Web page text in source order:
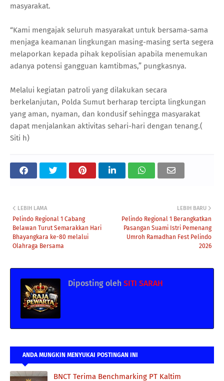
masyarakat.
“Kami mengajak seluruh masyarakat untuk bersama-sama
menjaga keamanan lingkungan masing-masing serta segera
melaporkan kepada pihak kepolisian apabila menemukan
adanya potensi gangguan kamtibmas,” pungkasnya.
Melalui kegiatan patroli yang dilakukan secara
berkelanjutan, Polda Sumut berharap tercipta lingkungan
yang aman, nyaman, dan kondusif sehingga masyarakat
dapat menjalankan aktivitas sehari-hari dengan tenang.(
Siti h)
LEBIH BARU
Pelindo Regional 1 Berangkatkan
Pasangan Suami Istri Pemenang
Umroh Ramadhan Fest Pelindo
2026
LEBIH LAMA
Pelindo Regional 1 Cabang
Belawan Turut Semarakkan Hari
Bhayangkara ke-80 melalui
Olahraga Bersama
Diposting oleh SITI SARAH
ANDA MUNGKIN MENYUKAI POSTINGAN INI
BNCT Terima Benchmarking PT Kaltim